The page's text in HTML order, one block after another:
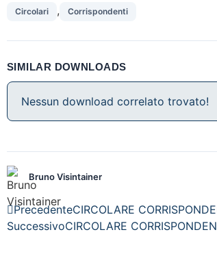
Circolari , Corrispondenti
SIMILAR DOWNLOADS
Nessun download correlato trovato!
Bruno Visintainer
PrecedenteCIRCOLARE
SuccessivoCIRCOLARE